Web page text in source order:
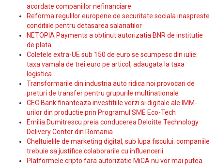
acordate companiilor nefinanciare
Reforma regulilor europene de securitate sociala inaspreste
conditiile pentru detasarea salariatilor
NETOPIA Payments a obtinut autorizatia BNR de institutie
de plata
Coletele extra-UE sub 150 de euro se scumpesc din iulie:
taxa vamala de trei euro pe articol, adaugata la taxa
logistica
Transformarile din industria auto ridica noi provocari de
preturi de transfer pentru grupurile multinationale
CEC Bank finanteaza investitiile verzi si digitale ale IMM-
urilor din productie prin Programul SME Eco-Tech
Emilia Dumitrescu preia conducerea Deloitte Technology
Delivery Center din Romania
Cheltuielile de marketing digital, sub lupa fiscului: companiile
trebuie sa justifice colaborarile cu influencerii
Platformele cripto fara autorizatie MiCA nu vor mai putea